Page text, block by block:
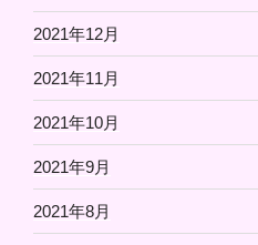
2021年12月
2021年11月
2021年10月
2021年9月
2021年8月